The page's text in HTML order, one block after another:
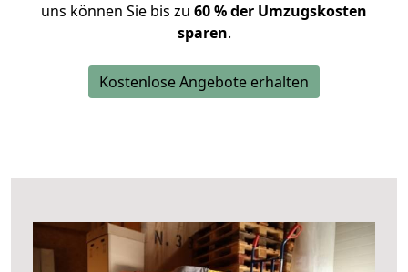
uns können Sie bis zu 60 % der Umzugskosten
sparen.
Kostenlose Angebote erhalten